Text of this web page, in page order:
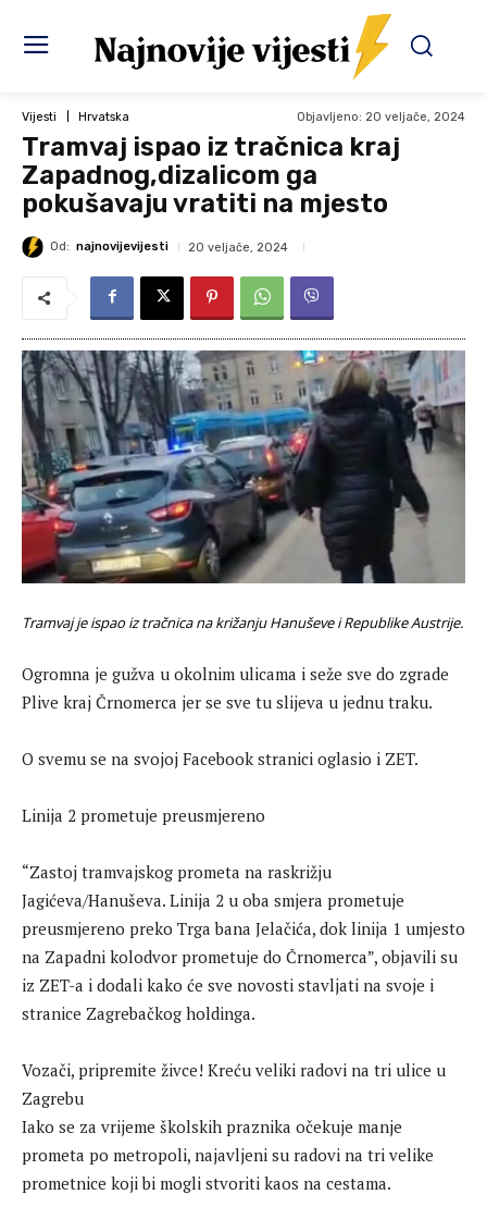
Vijesti Hrvatska Objavljeno: 20 veljače, 2024
Tramvaj ispao iz tračnica kraj
Zapadnog,dizalicom ga
pokušavaju vratiti na mjesto
Od: najnovijevijesti 20 veljače, 2024
Tramvaj je ispao iz tračnica na križanju Hanuševe i Republike Austrije.
Ogromna je gužva u okolnim ulicama i seže sve do zgrade
Plive kraj Črnomerca jer se sve tu slijeva u jednu traku.
O svemu se na svojoj Facebook stranici oglasio i ZET.
Linija 2 prometuje preusmjereno
“Zastoj tramvajskog prometa na raskrižju
Jagićeva/Hanuševa. Linija 2 u oba smjera prometuje
preusmjereno preko Trga bana Jelačića, dok linija 1 umjesto
na Zapadni kolodvor prometuje do Črnomerca”, objavili su
iz ZET-a i dodali kako će sve novosti stavljati na svoje i
stranice Zagrebačkog holdinga.
Vozači, pripremite živce! Kreću veliki radovi na tri ulice u
Zagrebu
Iako se za vrijeme školskih praznika očekuje manje
prometa po metropoli, najavljeni su radovi na tri velike
prometnice koji bi mogli stvoriti kaos na cestama.